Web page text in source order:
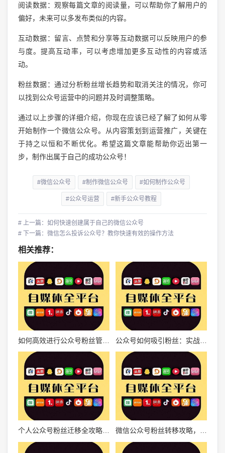
阅读数据：观察每篇文章的阅读量，可以帮助你了解用户的
偏好，未来可以多发布类似的内容。
互动数据：留言、点赞和分享等互动数据可以反映用户的参
与度。提高互动率，可以考虑增加更多互动性的内容或活
动。
粉丝数据：通过分析粉丝增长趋势和取消关注的情况，你可
以找到公众号运营中的问题并及时调整策略。
通过以上步骤的详细介绍，你现在应该已经了解了如何从零
开始制作一个微信公众号。从内容策划到运营推广，关键在
于持之以恒和不断优化。希望这篇文章能帮助你迈出第一
步，制作出属于自己的成功公众号！
#微信公众号 #制作微信公众号 #如何制作公众号
#公众号运营 #新手公众号教程
# 上一篇：如何快速创建属于自己的微信公众号
# 下一篇：微信怎么投诉公众号？教你快速有效的操作方法
相关推荐：
如何高效进行公众号粉丝管理，提升运营效益 公众号如何吸引粉丝：实战指南
个人公众号粉丝迁移全攻略：从零到万粉的实操经验分享